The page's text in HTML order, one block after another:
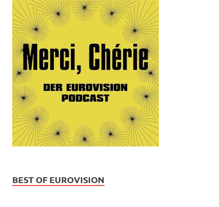
BEST OF EUROVISION